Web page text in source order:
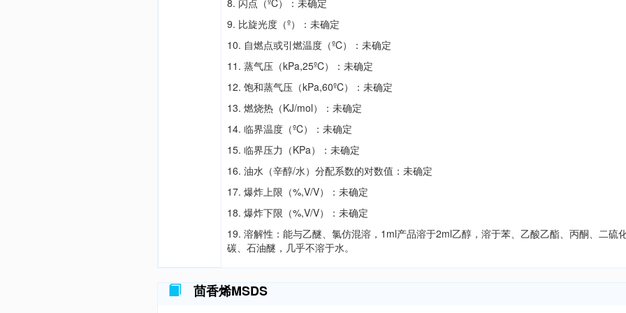
8. 闪点（ºC）：未确定
9. 比旋光度（º）：未确定
10. 自燃点或引燃温度（ºC）：未确定
11. 蒸气压（kPa,25ºC）：未确定
12. 饱和蒸气压（kPa,60ºC）：未确定
13. 燃烧热（KJ/mol）：未确定
14. 临界温度（ºC）：未确定
15. 临界压力（KPa）：未确定
16. 油水（辛醇/水）分配系数的对数值：未确定
17. 爆炸上限（%,V/V）：未确定
18. 爆炸下限（%,V/V）：未确定
19. 溶解性：能与乙醚、氯仿混溶，1ml产品溶于2ml乙醇，溶于苯、乙酸乙酯、丙酮、二硫
碳、石油醚，几乎不溶于水。
茴香烯MSDS